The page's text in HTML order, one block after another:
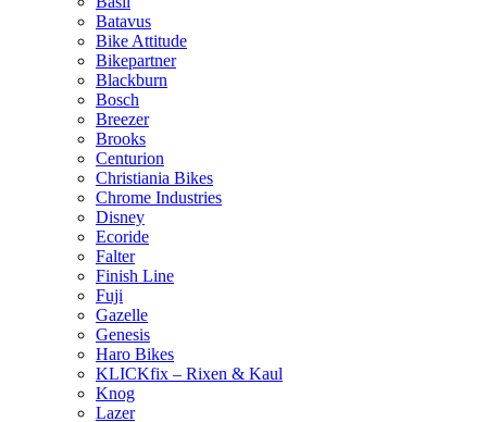
Batavus
Bike Attitude
Bikepartner
Blackburn
Bosch
Breezer
Brooks
Centurion
Christiania Bikes
Chrome Industries
Disney
Ecoride
Falter
Finish Line
Fuji
Gazelle
Genesis
Haro Bikes
KLICKfix – Rixen & Kaul
Knog
Lazer